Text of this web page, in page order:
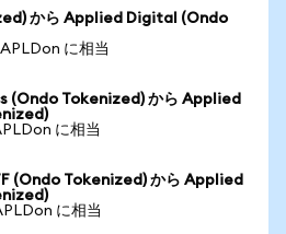
から Applied Digital (Ondo
に相当
(Ondo Tokenized) から Applied
に相当
(Ondo Tokenized) から Applied
に相当